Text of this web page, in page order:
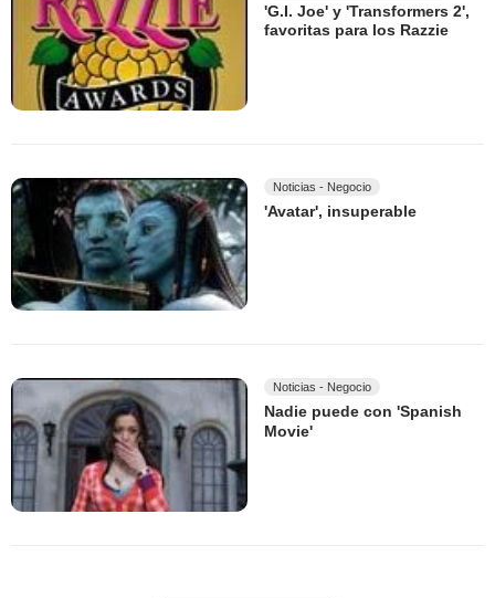
'G.I. Joe' y 'Transformers 2',
favoritas para los Razzie
Noticias - Negocio
'Avatar', insuperable
Noticias - Negocio
Nadie puede con 'Spanish
Movie'